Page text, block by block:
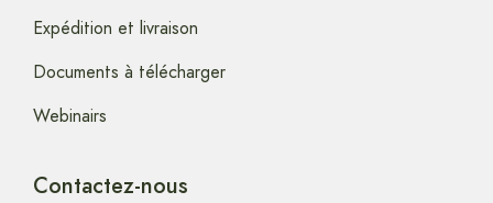
Expédition et livraison
Documents à télécharger
Webinairs
Contactez-nous